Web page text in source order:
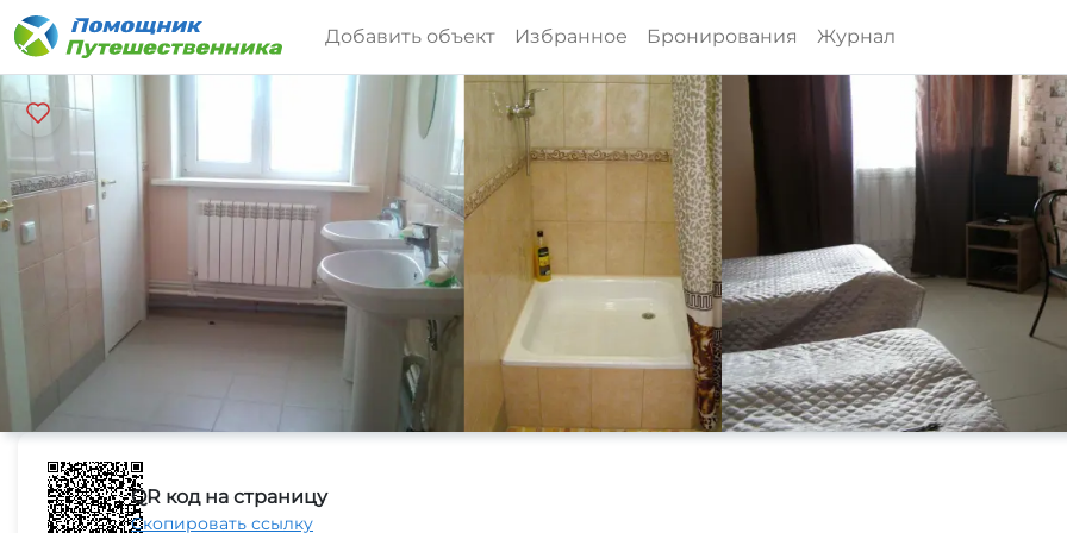
Добавить объект Избранное Бронирования Журнал
QR код на страницу
Скопировать ссылку